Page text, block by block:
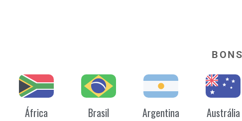
África Brasil Argentina Austrália